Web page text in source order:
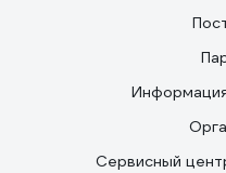
Сервисный